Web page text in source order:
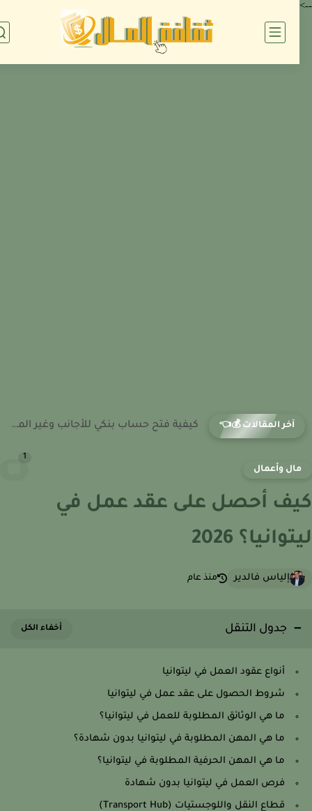
آخر المقالات 💰👈 كيفية فتح حساب بنكي للأجانب وغير المقيمين في مصر
وأعمال
أحصل على عقد عمل في
2026
إلياس فالدير منذ عام
جدول التنقل
أنواع عقود العمل في ليتوانيا
شروط الحصول على عقد عمل في ليتوانيا
ما هي الوثائق المطلوبة للعمل في ليتوانيا؟
ما هي المهن المطلوبة في ليتوانيا بدون شهادة؟
ما هي المهن الحرفية المطلوبة في ليتوانيا؟
فرص العمل في ليتوانيا بدون شهادة
قطاع النقل واللوجستيات (Transport Hub)